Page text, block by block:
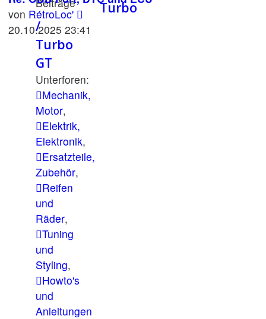
Turbo
/
Turbo
GT
Unterforen:
Mechanik,
Motor,
Elektrik,
Elektronik,
Ersatzteile,
Zubehör,
Reifen
und
Räder,
Tuning
und
Styling,
Howto's
und
Anleitungen
von RétroLoc'
Neuester
Beitrag
20.10.2025 23:41